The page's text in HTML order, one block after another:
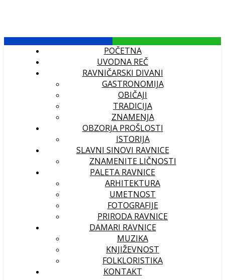
POČETNA
UVODNA REČ
RAVNIČARSKI DIVANI
GASTRONOMIJA
OBIČAJI
TRADICIJA
ZNAMENJA
OBZORJA PROŠLOSTI
ISTORIJA
SLAVNI SINOVI RAVNICE
ZNAMENITE LIČNOSTI
PALETA RAVNICE
ARHITEKTURA
UMETNOST
FOTOGRAFIJE
PRIRODA RAVNICE
DAMARI RAVNICE
MUZIKA
KNJIŽEVNOST
FOLKLORISTIKA
KONTAKT